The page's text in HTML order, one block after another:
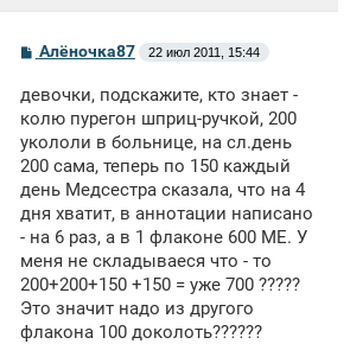
С
о
б
щ
н
и
Алёночка87 22 июл 2011, 15:44
девочки, подскажите, кто знает -
колю пурегон шприц-ручкой, 200
укололи в больнице, на сл.день
200 сама, теперь по 150 каждый
день Медсестра сказала, что на 4
дня хватит, в аннотации написано
- на 6 раз, а в 1 флаконе 600 МЕ. У
меня не складываеся что - то
200+200+150 +150 = уже 700 ?????
Это значит надо из другого
флакона 100 доколоть??????